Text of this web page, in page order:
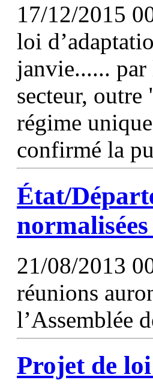
17/12/2015
loi
janvie...... par
secteur,
régime
confirmé la
État/
normalisées
21/08/2013
réunions
l’Assemblée
Projet de